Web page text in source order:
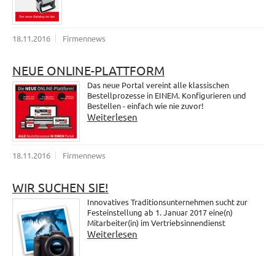
18.11.2016 Firmennews
NEUE ONLINE-PLATTFORM
Das neue Portal vereint alle klassischen
Bestellprozesse in EINEM. Konfigurieren und
Bestellen - einfach wie nie zuvor!
Weiterlesen
18.11.2016 Firmennews
WIR SUCHEN SIE!
Innovatives Traditionsunternehmen sucht zur
Festeinstellung ab 1. Januar 2017 eine(n)
Mitarbeiter(in) im Vertriebsinnendienst
Weiterlesen